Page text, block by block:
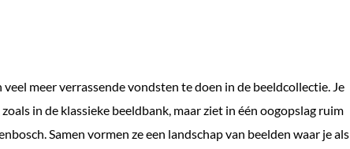
meer verrassende vondsten te doen in de beeldcollectie. Je
in de klassieke beeldbank, maar ziet in één oogopslag ruim
Samen vormen ze een landschap van beelden waar je als